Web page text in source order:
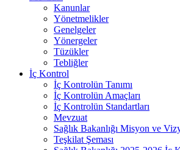
Kanunlar
Yönetmelikler
Genelgeler
Yönergeler
Tüzükler
Tebliğler
İç Kontrol
İç Kontrolün Tanımı
İç Kontrolün Amaçları
İç Kontrolün Standartları
Mevzuat
Sağlık Bakanlığı Misyon ve
Teşkilat Şeması